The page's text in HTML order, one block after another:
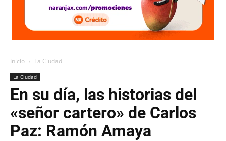
Inicio La Ciudad
La Ciudad
En su día, las historias del
«señor cartero» de Carlos
Paz: Ramón Amaya